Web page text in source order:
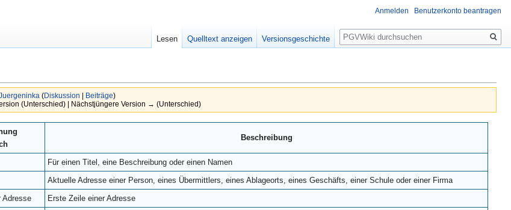
(Diskussion Beiträge)
(Unterschied) | Nächstjüngere Version → (Unterschied)
Beschreibung
Für einen Titel, eine Beschreibung oder einen Namen
Aktuelle Adresse einer Person, eines Übermittlers, eines Ablageorts, eines Geschäfts, einer Schule oder einer Firma
Adresse
Erste Zeile einer Adresse
Anmelden Benutzerkonto beantragen
Lesen Quelltext anzeigen Versionsgeschichte
Suche